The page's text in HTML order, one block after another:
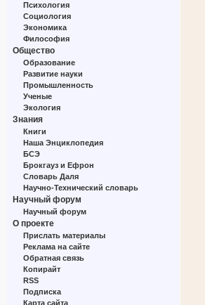
Психология
Социология
Экономика
Философия
Общество
Образование
Развитие науки
Промышленность
Ученые
Экология
Знания
Книги
Наша Энциклопедия
БСЭ
Брокгауз и Ефрон
Словарь Даля
Научно-Технический словарь
Научный форум
Научный форум
О проекте
Прислать материалы
Реклама на сайте
Обратная связь
Копирайт
RSS
Подписка
Карта сайта